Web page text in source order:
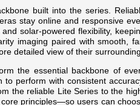
built into the series.
stay online and responsive
solar-powered flexibility,
imaging paired with smooth,
detailed view of their
the essential backbone of
perform with consistent
the reliable Lite Series to the
principles—so users can